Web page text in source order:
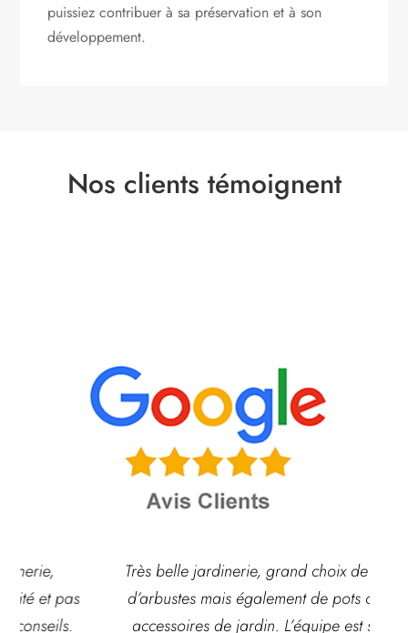
puissiez contribuer à sa préservation et à son
développement.
Nos clients témoignent
Très belle jardinerie, grand choix de fleurs et
d’arbustes mais également de pots ou autre
accessoires de jardin. L’équipe est souvent